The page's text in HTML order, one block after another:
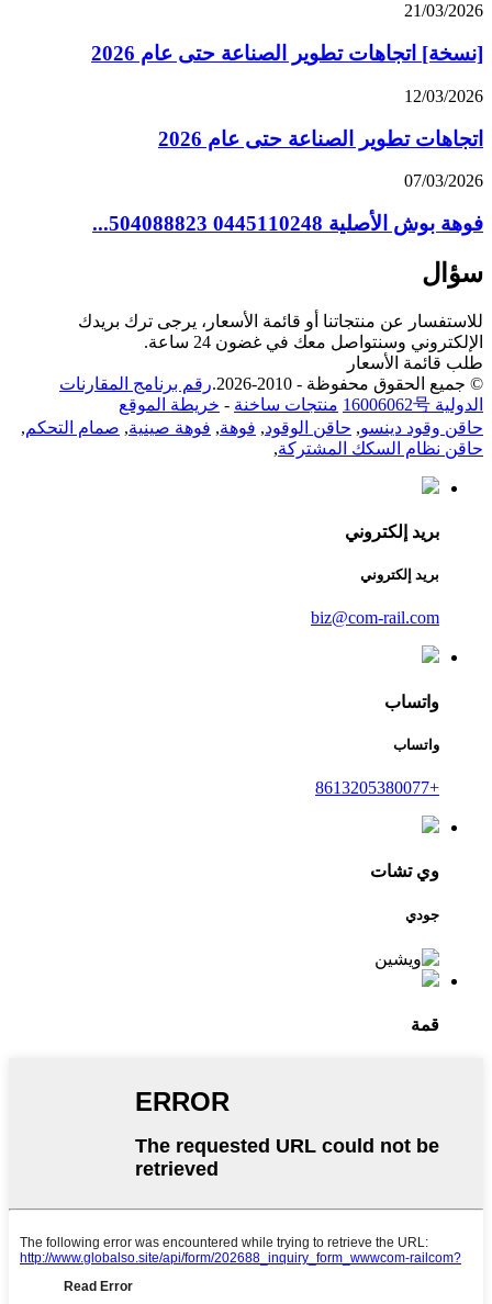
21/03/2026
[نسخة] اتجاهات تطوير الصناعة حتى عام 2026
12/03/2026
اتجاهات تطوير الصناعة حتى عام 2026
07/03/2026
فوهة بوش الأصلية 0445110248 504088823...
سؤال
للاستفسار عن منتجاتنا أو قائمة الأسعار، يرجى ترك بريدك
الإلكتروني وسنتواصل معك في غضون 24 ساعة.
طلب قائمة الأسعار
© جميع الحقوق محفوظة - 2010-2026.
رقم برنامج المقارنات
الدولية 16006062号
منتجات ساخنة - خريطة الموقع
حاقن وقود دينسو, حاقن الوقود, فوهة, فوهة صينية, صمام التحكم,
حاقن نظام السكك المشتركة,
بريد إلكتروني
بريد إلكتروني
biz@com-rail.com
واتساب
واتساب
+8613205380077
وي تشات
جودي
قمة